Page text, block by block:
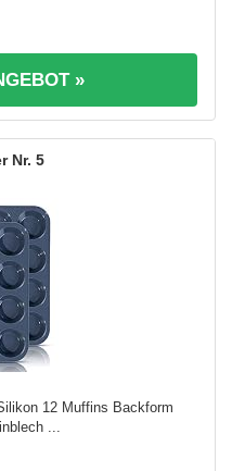
»
5
12 Muffins Backform
...